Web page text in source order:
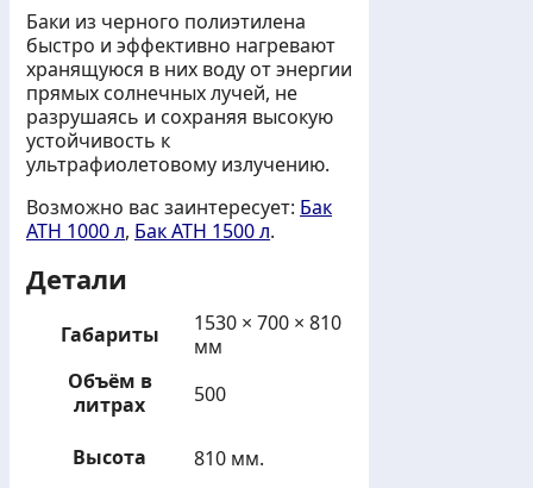
Баки из черного полиэтилена
быстро и эффективно нагревают
хранящуюся в них воду от энергии
прямых солнечных лучей, не
разрушаясь и сохраняя высокую
устойчивость к
ультрафиолетовому излучению.
Возможно вас заинтересует: Бак
АТH 1000 л, Бак АТH 1500 л.
Детали
Габариты
1530 × 700 × 810
мм
Объём в
литрах
500
Высота 810 мм.